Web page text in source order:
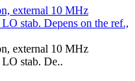
external 10 MHz
stab. Depens on the ref.,
external 10 MHz
stab. De..